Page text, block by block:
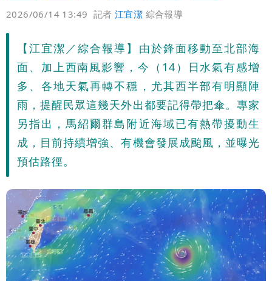
爆料
2026/06/14 13:49 記者江宜潔 綜合報導
【江宜潔／綜合報導】由於鋒面移動至北部海
面、加上西南風影響，今（14）日水氣有感增
多、各地天氣再轉不穩，尤其西半部有明顯陣
雨，提醒民眾這幾天外出都要記得帶把傘。專家
另指出，馬紹爾群島附近海域已有熱帶擾動生
成，目前持續增強、有機會發展成颱風，並曝光
預估路徑。